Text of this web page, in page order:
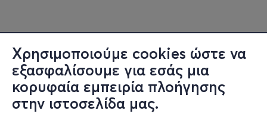
Χρησιμοποιούμε cookies ώστε να
εξασφαλίσουμε για εσάς μια
κορυφαία εμπειρία πλοήγησης
στην ιστοσελίδα μας.